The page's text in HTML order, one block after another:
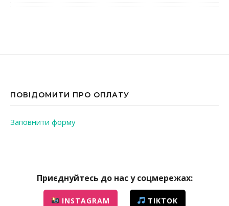
ПОВІДОМИТИ ПРО ОПЛАТУ
Заповнити форму
Приєднуйтесь до нас у соцмережах:
INSTAGRAM TIKTOK